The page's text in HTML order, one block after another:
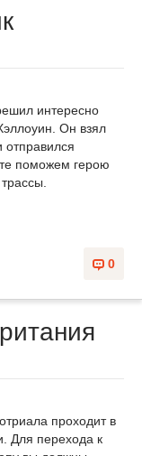
интересно
Он взял
отправился
поможем герою
0
проходит в
Для перехода к